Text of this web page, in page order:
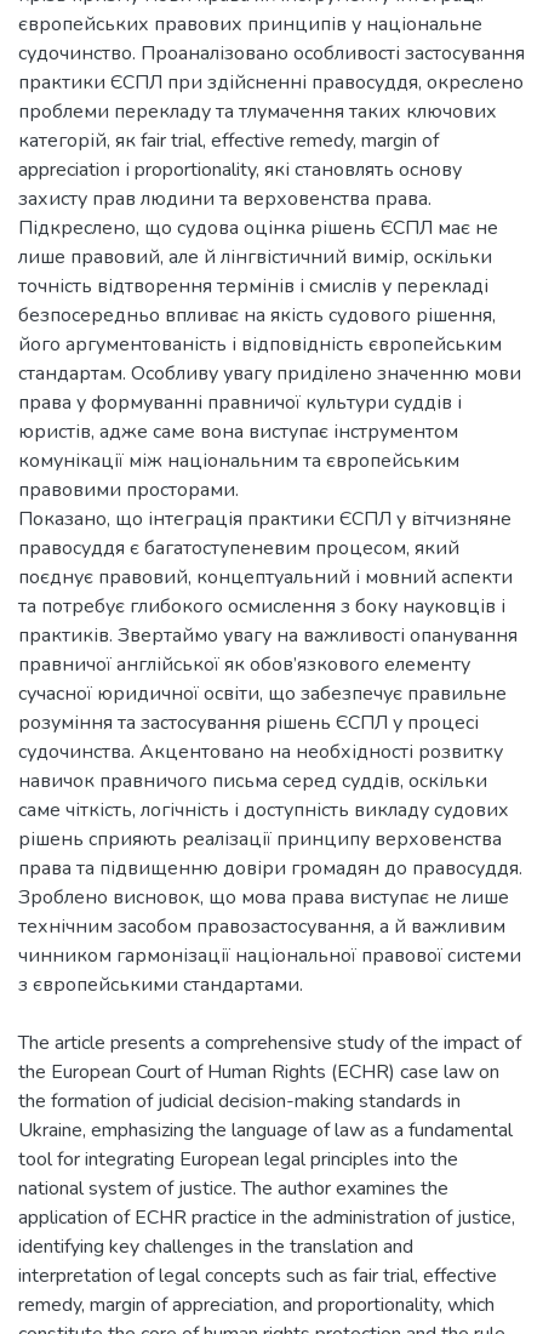
європейських правових принципів у національне
судочинство. Проаналізовано особливості застосування
практики ЄСПЛ при здійсненні правосуддя, окреслено
проблеми перекладу та тлумачення таких ключових
категорій, як fair trial, effective remedy, margin of
appreciation і proportionality, які становлять основу
захисту прав людини та верховенства права.
Підкреслено, що судова оцінка рішень ЄСПЛ має не
лише правовий, але й лінгвістичний вимір, оскільки
точність відтворення термінів і смислів у перекладі
безпосередньо впливає на якість судового рішення,
його аргументованість і відповідність європейським
стандартам. Особливу увагу приділено значенню мови
права у формуванні правничої культури суддів і
юристів, адже саме вона виступає інструментом
комунікації між національним та європейським
правовими просторами.
Показано, що інтеграція практики ЄСПЛ у вітчизняне
правосуддя є багатоступеневим процесом, який
поєднує правовий, концептуальний і мовний аспекти
та потребує глибокого осмислення з боку науковців і
практиків. Звертаймо увагу на важливості опанування
правничої англійської як обов’язкового елементу
сучасної юридичної освіти, що забезпечує правильне
розуміння та застосування рішень ЄСПЛ у процесі
судочинства. Акцентовано на необхідності розвитку
навичок правничого письма серед суддів, оскільки
саме чіткість, логічність і доступність викладу судових
рішень сприяють реалізації принципу верховенства
права та підвищенню довіри громадян до правосуддя.
Зроблено висновок, що мова права виступає не лише
технічним засобом правозастосування, а й важливим
чинником гармонізації національної правової системи
The article presents a comprehensive study of the impact of
the European Court of Human Rights (ECHR) case law on
the formation of judicial decision-making standards in
Ukraine, emphasizing the language of law as a fundamental
tool for integrating European legal principles into the
national system of justice. The author examines the
application of ECHR practice in the administration of justice,
identifying key challenges in the translation and
interpretation of legal concepts such as fair trial, effective
remedy, margin of appreciation, and proportionality, which